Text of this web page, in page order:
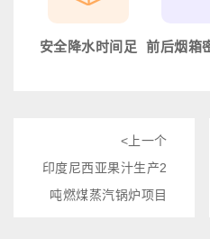
安全降水时间足
前后烟箱
<上一个
印度尼西亚果汁生产2
吨燃煤蒸汽锅炉项目